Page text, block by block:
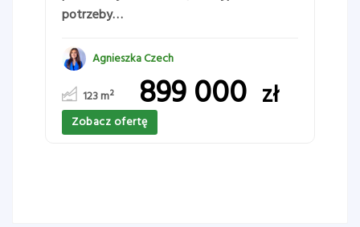
potrzeby…
Agnieszka Czech
123m² 899 000 zł
Zobacz ofertę